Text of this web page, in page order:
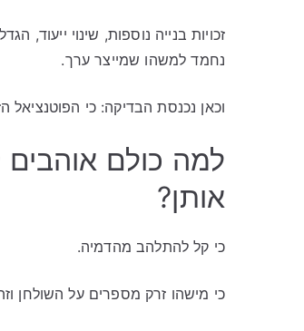
זכויות בנייה נוספות, שינוי
נחמד למשהו שמייצר ערך.
וכאן נכנסת הבדיקה: כי
למה כולם אוהבים
אותן?
כי קל להתלהב מהדמיה.
כי מישהו זרק מספרים על השולחן